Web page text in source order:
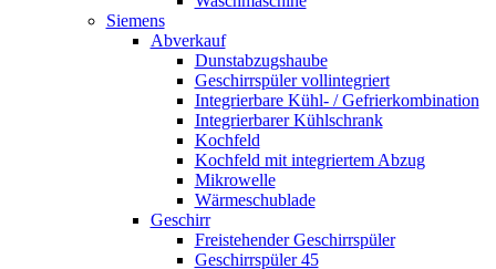
Siemens
Abverkauf
Dunstabzugshaube
Geschirrspüler vollintegriert
Integrierbare Kühl- / Gefrierkombination
Integrierbarer Kühlschrank
Kochfeld
Kochfeld mit integriertem Abzug
Mikrowelle
Wärmeschublade
Geschirr
Freistehender Geschirrspüler
Geschirrspüler 45